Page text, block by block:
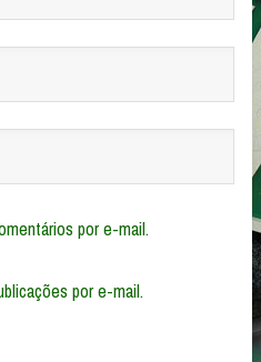
por e-mail.
por e-mail.